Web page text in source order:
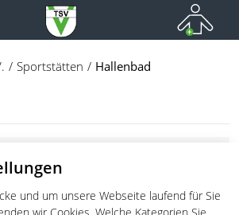
und um unsere Webseite laufend für Sie
Sportstätten Hallenbad